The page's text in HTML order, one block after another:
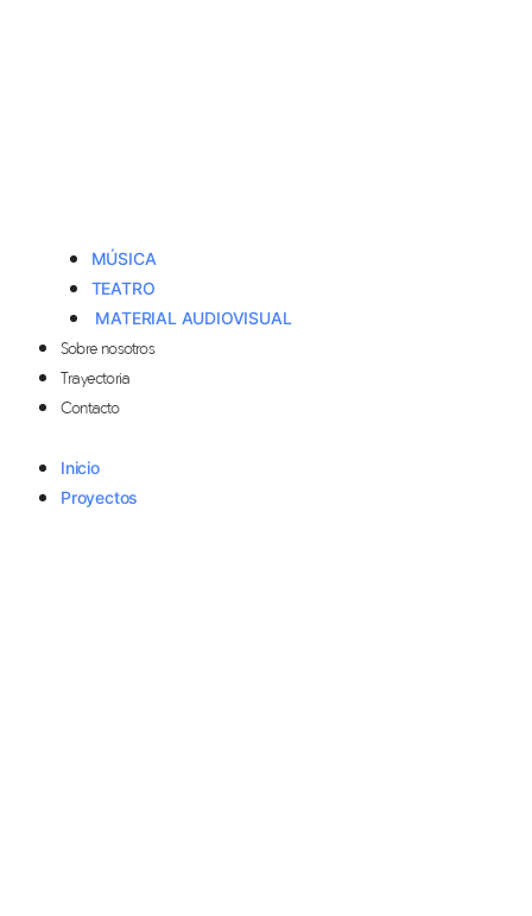
MÚSICA
TEATRO
MATERIAL AUDIOVISUAL
Sobre nosotros
Trayectoria
Contacto
Inicio
Proyectos